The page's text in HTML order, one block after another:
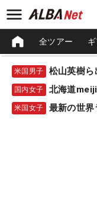
全ツアー
米国男子 松山英樹
国内女子 北海道
米国女子 最新の世